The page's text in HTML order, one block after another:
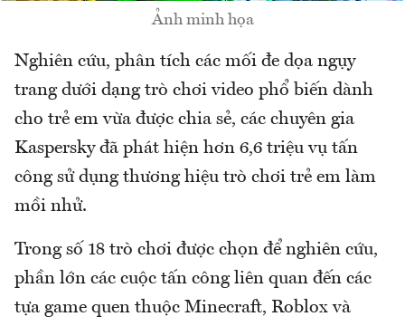
Ảnh minh họa
Nghiên cứu, phân tích các mối đe dọa ngụy
trang dưới dạng trò chơi video phổ biến dành
cho trẻ em vừa được chia sẻ, các chuyên gia
Kaspersky đã phát hiện hơn 6,6 triệu vụ tấn
công sử dụng thương hiệu trò chơi trẻ em làm
mồi nhử.
Trong số 18 trò chơi được chọn để nghiên cứu,
phần lớn các cuộc tấn công liên quan đến các
tựa game quen thuộc Minecraft, Roblox và